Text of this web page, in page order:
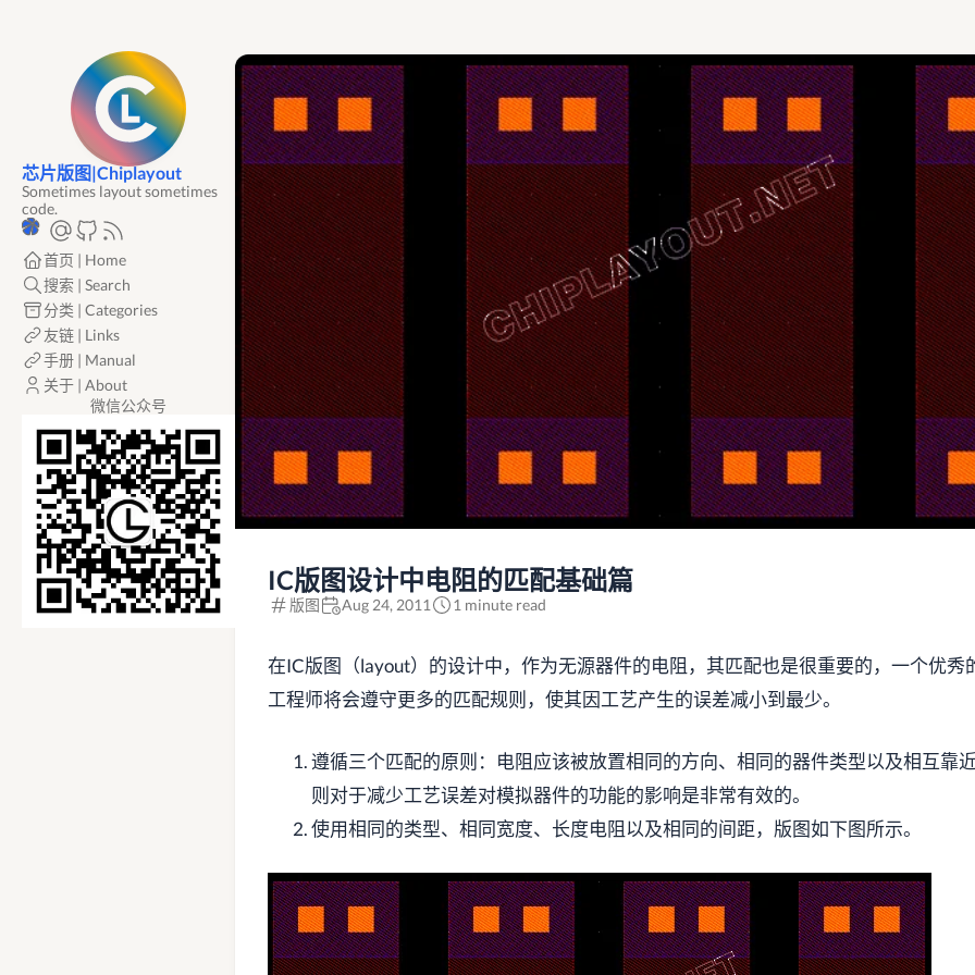
芯片版图|Chiplayout
Sometimes layout sometimes
code.
首页 | Home
搜索 | Search
分类 | Categories
友链 | Links
手册 | Manual
关于 | About
微信公众号
IC版图设计中电阻的匹配基础篇
版图 Aug 24, 2011 1 minute read
在IC版图（layout）的设计中，作为无源器件的电阻，其匹配也是很重要的，一个优秀
工程师将会遵守更多的匹配规则，使其因工艺产生的误差减小到最少。
遵循三个匹配的原则：电阻应该被放置相同的方向、相同的器件类型以及相互靠
则对于减少工艺误差对模拟器件的功能的影响是非常有效的。
使用相同的类型、相同宽度、长度电阻以及相同的间距，版图如下图所示。